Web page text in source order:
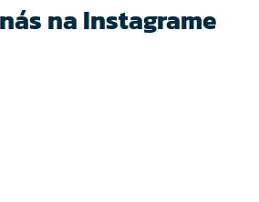
na Instagrame